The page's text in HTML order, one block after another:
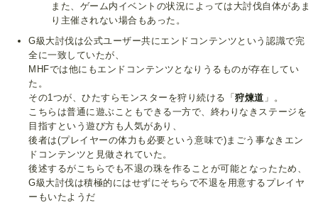
また、ゲーム内イベントの状況によっては大討伐自体があま
り主催されない場合もあった。
G級大討伐は公式ユーザー共にエンドコンテンツという認識で完
全に一致していたが、
MHFでは他にもエンドコンテンツとなりうるものが存在してい
た。
その1つが、ひたすらモンスターを狩り続ける「狩煉道 」。
こちらは普通に遊ぶこともできる一方で、終わりなきステージを
目指すという遊び方も人気があり、
後者は(プレイヤーの体力も必要という意味で)まごう事なきエン
ドコンテンツと見做されていた。
後述するがこちらでも不退の珠を作ることが可能となったため、
G級大討伐は積極的にはせずにそちらで不退を用意するプレイヤ
ーもいたようだ